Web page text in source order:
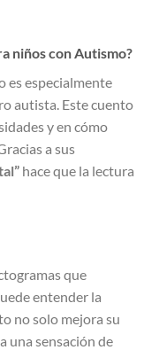
niños con Autismo?
es especialmente
autista. Este cuento
y en cómo
a sus
hace que la lectura
que
entender la
no solo mejora su
una sensación de